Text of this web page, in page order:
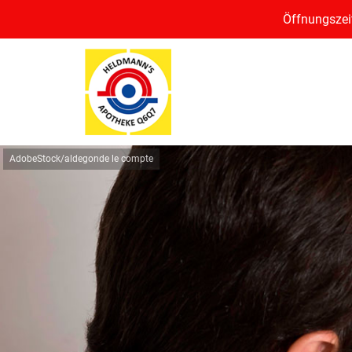
AdobeStock/aldegonde le compte